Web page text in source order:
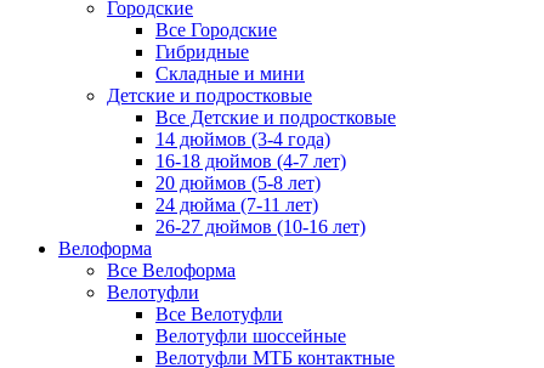
Городские
Все Городские
Гибридные
Складные и мини
Детские и подростковые
Все Детские и подростковые
14 дюймов (3-4 года)
16-18 дюймов (4-7 лет)
20 дюймов (5-8 лет)
24 дюйма (7-11 лет)
26-27 дюймов (10-16 лет)
Велоформа
Все Велоформа
Велотуфли
Все Велотуфли
Велотуфли шоссейные
Велотуфли МТБ контактные